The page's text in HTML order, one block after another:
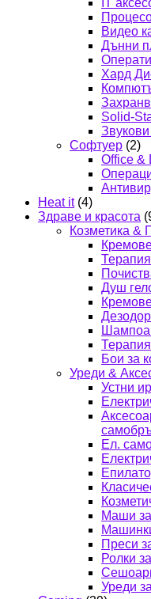
IT
Видео
Дънни
Хард
Solid-
Звукови
Софтуер (2)
Office &
Heat it (4)
Здраве и красота
Козметика &
Душ
Бои за
Уреди &
Устни
Ел.
Маши
Преси
Ролки
Уреди